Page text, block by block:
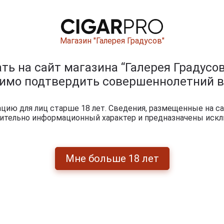
Сорт винограда
Винный регион
Субрегион
Артикул 40115
Магазин "Галерея Градусов"
на сайт магазина “Галерея
подтвердить совершеннолетний
для лиц старше 18 лет. Сведения, размещенные на
информационный характер и предназначены
Мне больше 18 лет